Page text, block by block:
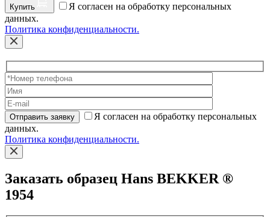
Купить
Я согласен на обработку персональных
данных.
Политика конфиденциальности.
Отправить заявку
Я согласен на обработку персональных
данных.
Политика конфиденциальности.
Заказать образец Hans BEKKER ®
1954